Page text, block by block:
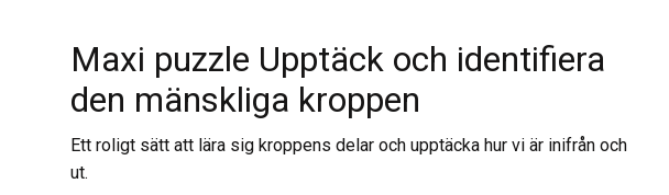
Maxi puzzle Upptäck och identifiera
den mänskliga kroppen
Ett roligt sätt att lära sig kroppens delar och upptäcka hur vi är inifrån och
ut.